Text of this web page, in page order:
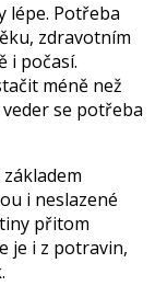
lépe. Potřeba
zdravotním
i počasí.
méně než
se potřeba
i neslazené
přitom
je i z potravin,